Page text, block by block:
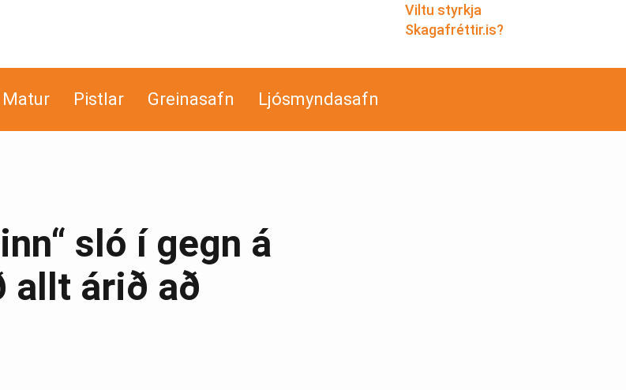
Viltu styrkja
Skagafréttir.is?
Matur Pistlar Greinasafn Ljósmyndasafn
sló í gegn á
allt árið að